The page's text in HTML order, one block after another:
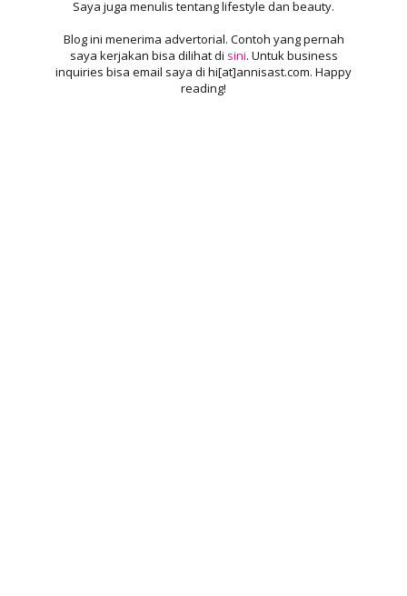
Saya juga menulis tentang lifestyle dan beauty.
Blog ini menerima advertorial. Contoh yang pernah
saya kerjakan bisa dilihat di sini. Untuk business
inquiries bisa email saya di hi[at]annisast.com. Happy
reading!